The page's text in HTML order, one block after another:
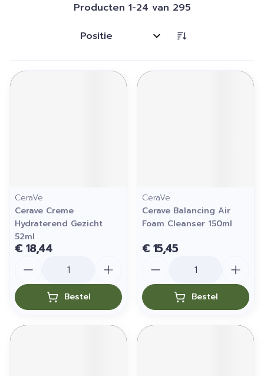
Producten 1-24 van 295
Sorteer op:
CeraVe
Cerave Creme
Hydraterend Gezicht
52ml
€ 18,44
Bestel
CeraVe
Cerave Balancing Air
Foam Cleanser 150ml
€ 15,45
Bestel